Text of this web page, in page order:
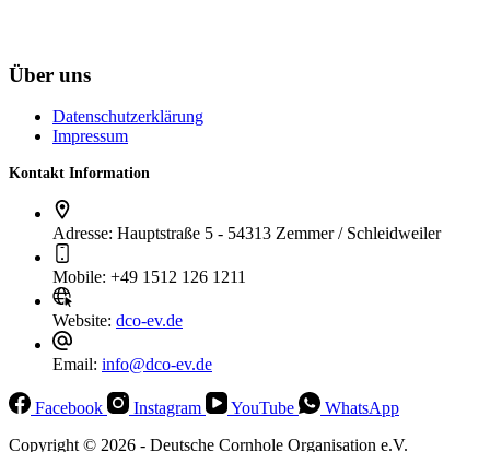
Über uns
Datenschutzerklärung
Impressum
Kontakt Information
Adresse: Hauptstraße 5 - 54313 Zemmer / Schleidweiler
Mobile: +49 1512 126 1211
Website: dco-ev.de
Email: info@dco-ev.de
Facebook Instagram YouTube
WhatsApp
Copyright © 2026 - Deutsche Cornhole Organisation e.V.